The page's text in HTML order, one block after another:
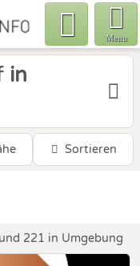
Menu
in
Sortieren
221 in Umgebung